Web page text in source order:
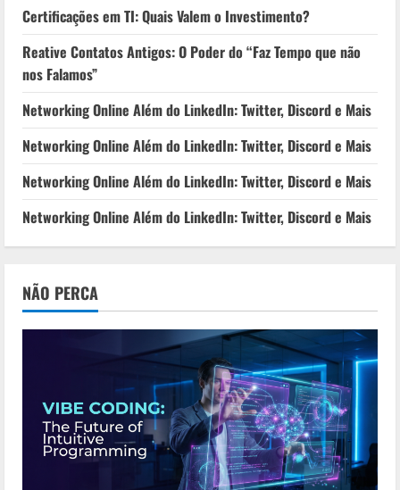
Certificações em TI: Quais Valem o Investimento?
Reative Contatos Antigos: O Poder do “Faz Tempo que não
nos Falamos”
Networking Online Além do LinkedIn: Twitter, Discord e Mais
Networking Online Além do LinkedIn: Twitter, Discord e Mais
Networking Online Além do LinkedIn: Twitter, Discord e Mais
Networking Online Além do LinkedIn: Twitter, Discord e Mais
NÃO PERCA